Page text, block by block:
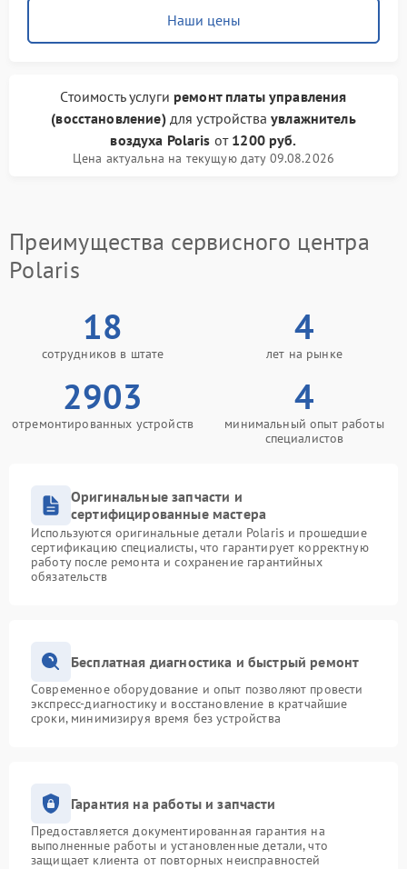
Наши цены
Стоимость услуги ремонт платы управления
(восстановление)для устройстваувлажнитель
воздуха Polaris от 1200 руб.
Цена актуальна на текущую дату 09.08.2026
Преимущества сервисного центра
Polaris
18
сотрудников в штате
4
лет на рынке
2903
отремонтированных устройств
4
минимальный опыт работы
специалистов
Оригинальные запчасти и
сертифицированные мастера
Используются оригинальные детали Polaris и прошедшие
сертификацию специалисты, что гарантирует корректную
работу после ремонта и сохранение гарантийных
обязательств
Бесплатная диагностика и быстрый ремонт
Современное оборудование и опыт позволяют провести
экспресс-диагностику и восстановление в кратчайшие
сроки, минимизируя время без устройства
Гарантия на работы и запчасти
Предоставляется документированная гарантия на
выполненные работы и установленные детали, что
защищает клиента от повторных неисправностей